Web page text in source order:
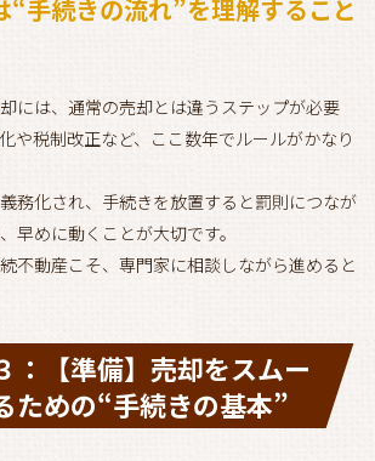
“手続きの流れ”を理解すること
には、通常の売却とは違うステップが必要
や税制改正など、ここ数年でルールがかなり
務化され、手続きを放置すると罰則につなが
早めに動くことが大切です。
不動産こそ、専門家に相談しながら進めると
：【準備】売却をスムー
ための“手続きの基本”